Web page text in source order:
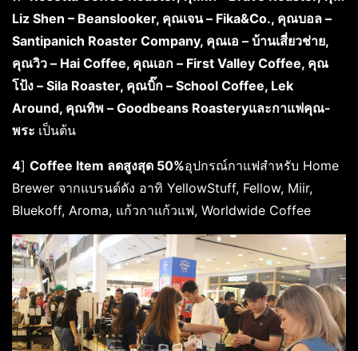
Liz Shen – Beanslooker, คุณเจน – Fika&Co., คุณบอล –
Santipanich Roaster Company, คุณเอ – บ้านเสี่ยวช่าย,
คุณวิว – Hai Coffee, คุณเอก – First Valley Coffee, คุณ
โป้ง – Sila Roaster, คุณบิ๊ก – School Coffee, Lek
Around, คุณทิพ – Goodbeans Roasteryและกาแฟคุณ-
พระ เป็นต้น
4] Coffee Item ลดสูงสุด 50%อุปกรณ์กาแฟสำหรับ Home
Brewer จากแบรนด์ดัง อาทิ YellowStuff, Fellow, Miir,
Bluekoff, Aroma, แก้วกาแก้วแฟ, Worldwide Coffee